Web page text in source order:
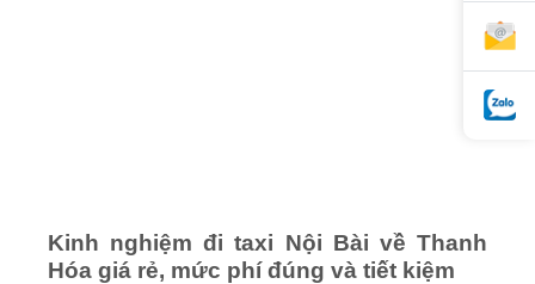
Kinh nghiệm đi taxi Nội Bài về Thanh
Hóa giá rẻ, mức phí đúng và tiết kiệm